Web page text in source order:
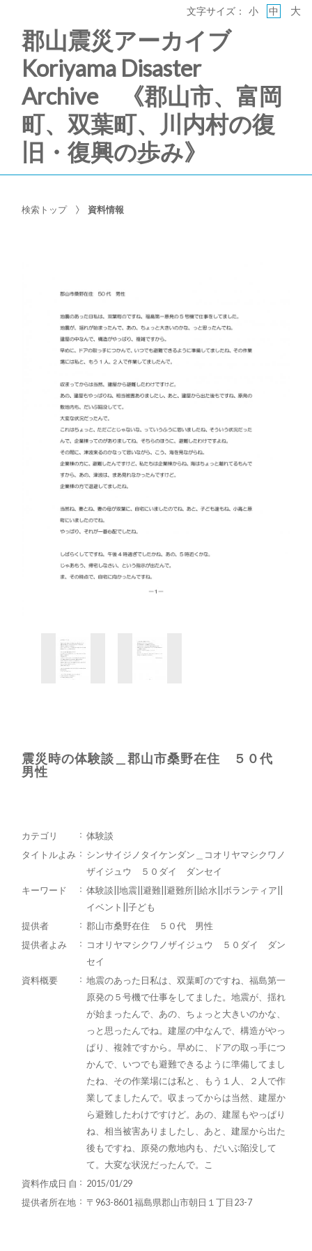
郡山震災アーカイブ
Koriyama Disaster
Archive 《郡山市、富岡
町、双葉町、川内村の復
旧・復興の歩み》
文字サイズ： 小 中 大
検索トップ 資料情報
震災時の体験談＿郡山市桑野在住 ５０代
男性
カテゴリ
体験談
タイトルよみ
シンサイジノタイケンダン＿コオリヤマシクワノ
ザイジュウ ５０ダイ ダンセイ
キーワード
体験談||地震||避難||避難所||給水||ボランティア||
イベント||子ども
提供者
郡山市桑野在住 ５０代 男性
提供者よみ
コオリヤマシクワノザイジュウ ５０ダイ ダン
セイ
資料概要
地震のあった日私は、双葉町のですね、福島第一
原発の５号機で仕事をしてました。地震が、揺れ
が始まったんで、あの、ちょっと大きいのかな、
っと思ったんでね。建屋の中なんで、構造がやっ
ぱり、複雑ですから。早めに、ドアの取っ手につ
かんで、いつでも避難できるように準備してまし
たね、その作業場には私と、もう１人、２人で作
業してましたんで。収まってからは当然、建屋か
ら避難したわけですけど。あの、建屋もやっぱり
ね、相当被害ありましたし、あと、建屋から出た
後もですね、原発の敷地内も、だいぶ陥没して
て。大変な状況だったんで。こ
資料作成日 自
2015/01/29
提供者所在地
〒963-8601 福島県郡山市朝日１丁目23-7